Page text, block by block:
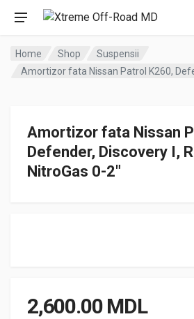
Home Shop
Suspensii
Amortizor fata Nissan
Defender, Discovery I,
NitroGas 0-2″
2,600.00 MDL